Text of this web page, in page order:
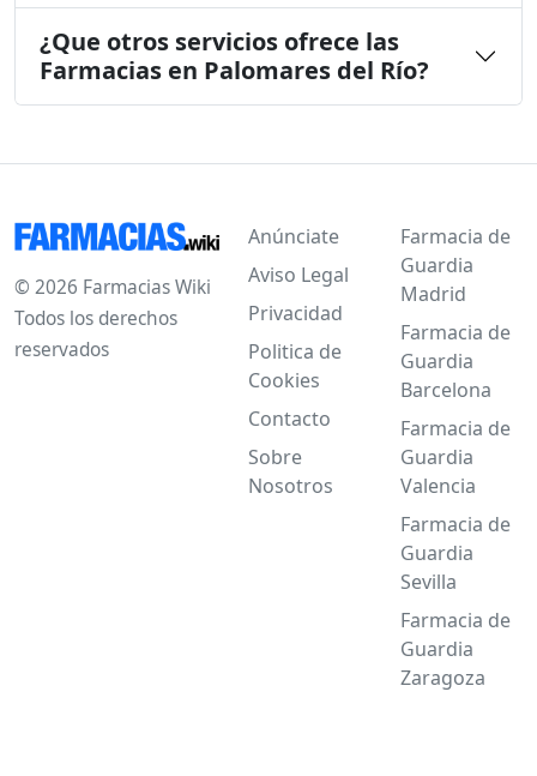
¿Que otros servicios ofrece las
Farmacias en Palomares del Río?
© 2026 Farmacias Wiki
Todos los derechos
reservados
Anúnciate
Aviso Legal
Privacidad
Politica de
Cookies
Contacto
Sobre
Nosotros
Farmacia de
Guardia
Madrid
Farmacia de
Guardia
Barcelona
Farmacia de
Guardia
Valencia
Farmacia de
Guardia
Sevilla
Farmacia de
Guardia
Zaragoza